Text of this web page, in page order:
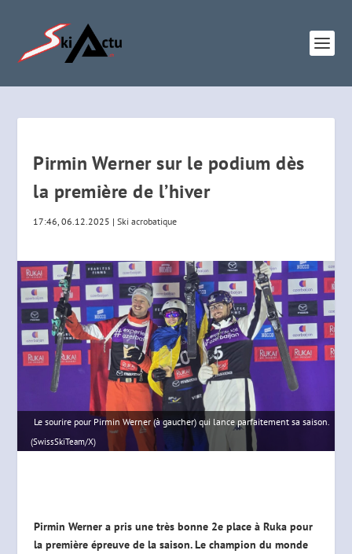
Pirmin Werner sur le podium dès
la première de l’hiver
17:46, 06.12.2025 |Ski acrobatique
Le sourire pour Pirmin Werner (à gaucher) qui lance parfaitement sa saison.
(SwissSkiTeam/X)
Pirmin Werner a pris une très bonne 2e place à Ruka pour
la première épreuve de la saison. Le champion du monde